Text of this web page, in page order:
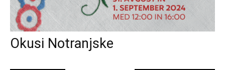
Okusi Notranjske